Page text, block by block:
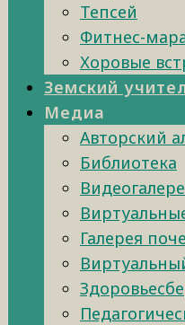
Тепсей
Фитнес-
Хоровые
Земский
Медиа
Авторский
Библиотека
Галерея